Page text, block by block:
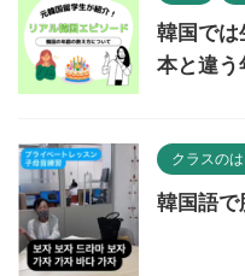
韓国では
本と違う
クラスの
韓国語で